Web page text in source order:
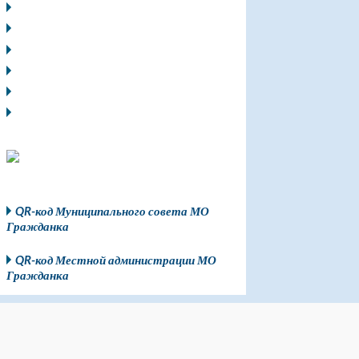
QR-код Муниципального совета МО
Гражданка
QR-код Местной администрации МО
Гражданка